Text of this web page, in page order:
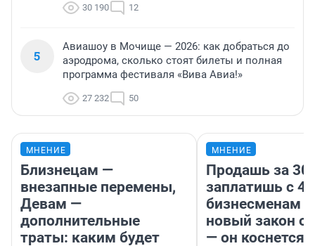
30 190 12
5
Авиашоу в Мочище — 2026: как добраться до
аэродрома, сколько стоят билеты и полная
программа фестиваля «Вива Авиа!»
27 232 50
МНЕНИЕ
Близнецам —
внезапные перемены,
Девам —
дополнительные
траты: каким будет
МНЕНИЕ
Продашь за
заплатишь с
бизнесменам
новый закон о
— он коснется